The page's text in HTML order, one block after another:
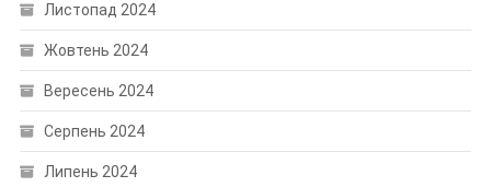
Листопад 2024
Жовтень 2024
Вересень 2024
Серпень 2024
Липень 2024